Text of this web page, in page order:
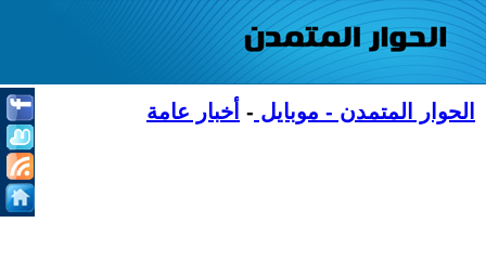
الحوار المتمدن - موبايل - أخبار عامة